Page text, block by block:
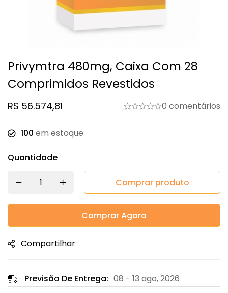
Privymtra 480mg, Caixa Com 28
Comprimidos Revestidos
R$ 56.574,81 0 comentários
100 em estoque
Quantidade
Comprar produto
Comprar Agora
Compartilhar
Previsão De Entrega: 08 - 13 ago, 2026